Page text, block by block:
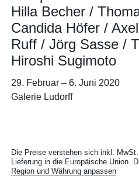
Hilla Becher /
Candida Höfer /
Ruff / Jörg Sasse /
Hiroshi Sugimoto
29. Februar–6. Juni 2020
Galerie Ludorff
Die Preise verstehen sich inkl.
Lieferung in die Europäische Union.
Region und Währung anpassen